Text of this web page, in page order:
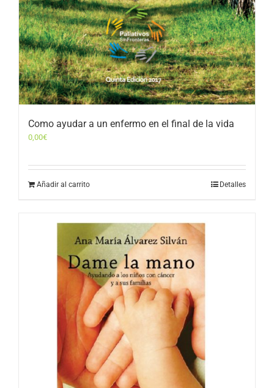
Como ayudar a un enfermo en el final de la vida
0,00€
Añadir al carrito Detalles